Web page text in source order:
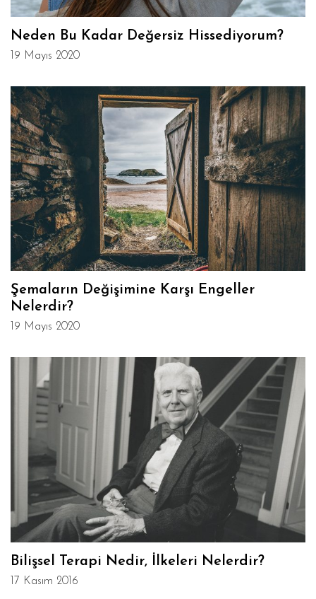
Neden Bu Kadar Değersiz Hissediyorum?
19 Mayıs 2020
Şemaların Değişimine Karşı Engeller
Nelerdir?
19 Mayıs 2020
Bilişsel Terapi Nedir, İlkeleri Nelerdir?
17 Kasım 2016